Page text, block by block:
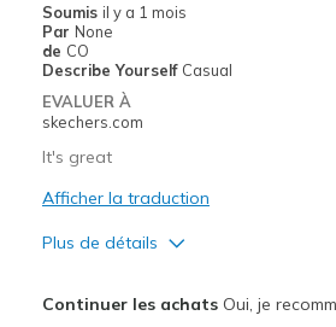
Width
Sizing
Feels true to size
View On Shoes
Soumis il y a 1 mois
Par None
de CO
Describe Yourself Casual
EVALUER À
skechers.com
It's great
Afficher la traduction
Plus de détails
Continuer les achatsOui, je